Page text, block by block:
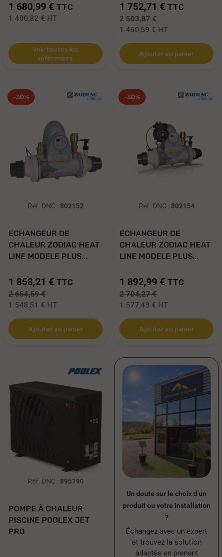
1 680,99 € TTC
1 400,82 € HT
Voir toutes les
références
1 752,71 € TTC
2 503,87 €
1 460,59 € HT
Ajouter au panier
-30%
Réf. DNC : 802152
ECHANGEUR DE
CHALEUR ZODIAC HEAT
LINE MODELE PLUS...
1 858,21 € TTC
2 654,59 €
1 548,51 € HT
Ajouter au panier
-30%
Réf. DNC : 802154
ECHANGEUR DE
CHALEUR ZODIAC HEAT
LINE MODELE PLUS...
1 892,99 € TTC
2 704,27 €
1 577,49 € HT
Ajouter au panier
Réf. DNC : 895190
POMPE À CHALEUR
PISCINE POOLEX JET
PRO
Un doute sur le choix d’un
produit ou votre installation
?
Échangez avec un expert
et trouvez la solution
adaptée en prenant